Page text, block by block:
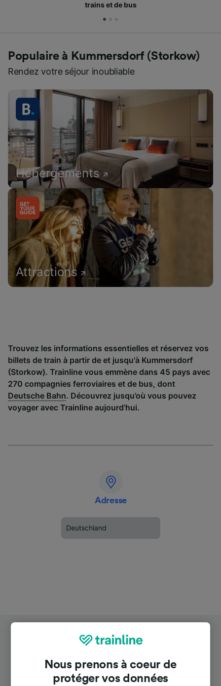
Populaire à Kummersdorf (Storkow)
Rendez votre séjour inoubliable
Hébergements
Attractions
Trouvez les informations essentielles et réservez vos
billets de train à partir de et jusqu'à Kummersdorf
(Storkow). Trainline vous emmène dans 45 pays avec
270 compagnies ferroviaires et de bus, dont
Deutsche Bahn. Découvrez jusqu’où vous pouvez
voyager avec Trainline aujourd’hui.
Adresse
Deutschland
Nous prenons à coeur de
protéger vos données